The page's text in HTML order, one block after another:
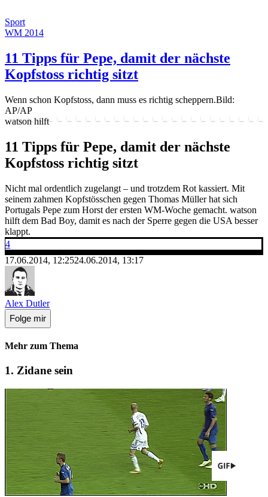
Sport
WM 2014
11 Tipps für Pepe, damit der nächste
Kopfstoss richtig sitzt
Wenn schon Kopfstoss, dann muss es richtig scheppern.Bild:
AP/AP
watson hilft
11 Tipps für Pepe, damit der nächste
Kopfstoss richtig sitzt
Nicht mal ordentlich zugelangt – und trotzdem Rot kassiert. Mit
seinem zahmen Kopfstösschen gegen Thomas Müller hat sich
Portugals Pepe zum Horst der ersten WM-Woche gemacht. watson
hilft dem Bad Boy, damit es nach der Sperre gegen die USA besser
klappt.
4
17.06.2014, 12:2524.06.2014, 13:17
Alex Dutler
Folge mir
Mehr zum Thema
1. Zidane sein